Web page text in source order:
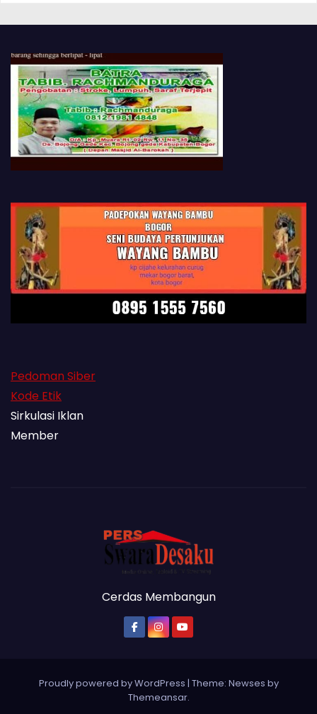
Pedoman Siber
Kode Etik
Sirkulasi Iklan
Member
Cerdas Membangun
Proudly powered by WordPress | Theme: Newses by
Themeansar.